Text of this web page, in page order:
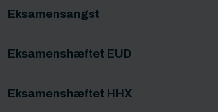
Eksamensangst
Eksamenshæftet EUD
Eksamenshæftet HHX